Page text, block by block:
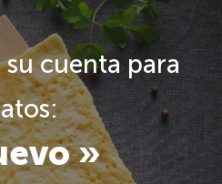
cuenta para
»